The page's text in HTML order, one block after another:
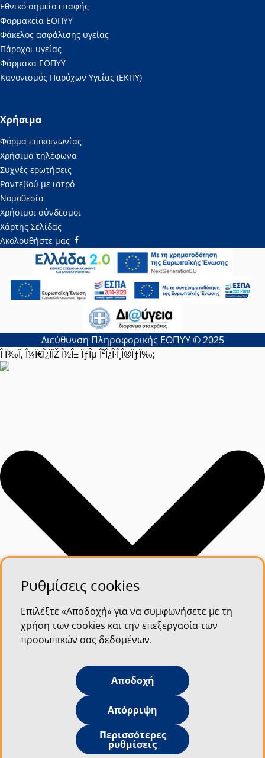
Εθνικό σημείο επαφής
Φαρμακεία ΕΟΠΥΥ
Φάκελος ασφάλισης υγείας
Πάροχοι υγείας
Φάρμακα ΕΟΠΥΥ
Κανονισμός Παρόχων Υγείας (ΕΚΠΥ)
Χρήσιμα
Φόρμα επικοινωνίας
Χρήσιμα τηλέφωνα
Συχνές ερωτήσεις
Ραντεβού με ιατρό
Νομοθεσία
Χρήσιμοι σύνδεσμοι
Χάρτης Σελίδας
Ακολουθήστε μας
Διεύθυνση Πληροφορικής ΕΟΠΥΥ © 2025
Ρυθμίσεις cookies
Επιλέξτε «Αποδοχή» για να συμφωνήσετε με τη
χρήση των cookies και την επεξεργασία των
προσωπικών σας δεδομένων.
Αποδοχή
Απόρριψη
Περισσότερες
ρυθμίσεις
Î Ï‰Ï‚ Î¼Ï€Î¿ÏÏŽ Î½Î± ÏƒÎµ Î²Î¿Î·Î¸Î®ÏƒÏ‰;